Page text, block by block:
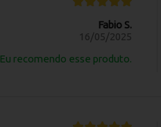
Fabio S.
16/05/2025
Eu recomendo esse produto.